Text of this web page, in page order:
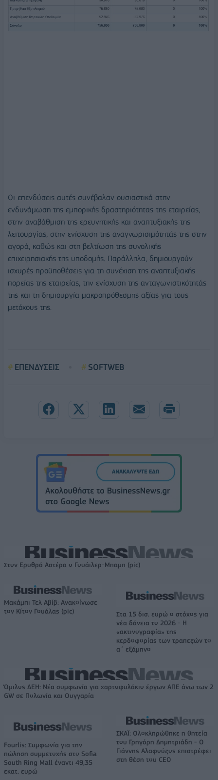
Οι επενδύσεις αυτές συνέβαλαν ουσιαστικά στην
ενδυνάμωση της εμπορικής δραστηριότητας της εταιρείας,
στην αναβάθμιση της ερευνητικής και αναπτυξιακής της
λειτουργίας, στην ενίσχυση της αναγνωρισιμότητάς της στην
αγορά, καθώς και στη βελτίωση της συνολικής
επιχειρησιακής της υποδομής. Παράλληλα, δημιουργούν
ισχυρές προϋποθέσεις για τη συνέχιση της αναπτυξιακής
πορείας της εταιρείας, την ενίσχυση της ανταγωνιστικότητάς
της και τη δημιουργία μακροπρόθεσμης αξίας για τους
μετόχους της.
ΕΠΕΝΔΥΣΕΙΣ SOFTWEB
Στον Ερυθρό Αστέρα ο Γουάιλερ-Μπαμπ (pic)
Μακάμπι Τελ Αβίβ: Ανακοίνωσε
τον Κίτον Γουάλας (pic)
Στα 15 δισ. ευρώ ο στόχος για
νέα δάνεια το 2026 - Η
«ακτινογραφία» της
κερδοφορίας των τραπεζών το
α΄ εξάμηνο
Όμιλος ΔΕΗ: Νέα συμφωνία για χαρτοφυλάκιο έργων ΑΠΕ άνω των 2
GW σε Πολωνία και Ουγγαρία
Fourlis: Συμφωνία για την
πώληση συμμετοχής στο Sofia
South Ring Mall έναντι 49,35
εκατ. ευρώ
ΣΚΑΪ: Ολοκληρώθηκε η θητεία
του Γρηγόρη Δημητριάδη - Ο
Γιάννης Αλαφούζος επιστρέφει
στη θέση του CEO